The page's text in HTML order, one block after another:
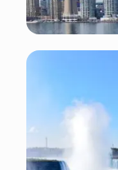
économiques
Que faire et
Prépare-toi :
propos de
Monnaie :